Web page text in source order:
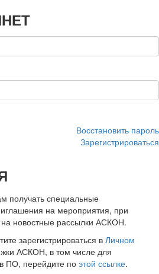
Восстановить пароль
Зарегистрироваться
получать специальные
на мероприятия, при
новостные рассылки АСКОН.
зарегистрироваться в Личном
АСКОН, в том числе для
ПО, перейдите по этой ссылке.